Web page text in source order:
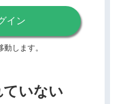
イン
します。
いない